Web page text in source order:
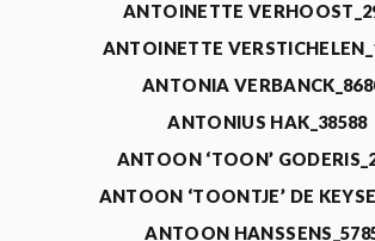
ANTOINETTE
ANTOINETTE
ANTONIA
ANTONIUS HAK_38588
ANTOON ‘TOON’
ANTOON ‘TOONTJE’ DE
ANTOON